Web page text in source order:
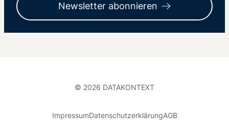
Newsletter abonnieren
© 2026 DATAKONTEXT
ImpressumDatenschutzerklärungAGB